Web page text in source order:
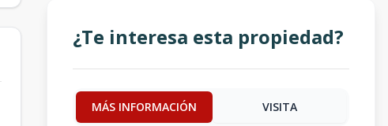
¿Te interesa esta propiedad?
MÁS INFORMACIÓN VISITA